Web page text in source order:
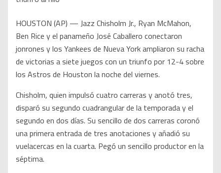
HOUSTON (AP) — Jazz Chisholm Jr., Ryan McMahon,
Ben Rice y el panameño José Caballero conectaron
jonrones y los Yankees de Nueva York ampliaron su racha
de victorias a siete juegos con un triunfo por 12-4 sobre
los Astros de Houston la noche del viernes.
Chisholm, quien impulsó cuatro carreras y anotó tres,
disparó su segundo cuadrangular de la temporada y el
segundo en dos días. Su sencillo de dos carreras coronó
una primera entrada de tres anotaciones y añadió su
vuelacercas en la cuarta. Pegó un sencillo productor en la
séptima.